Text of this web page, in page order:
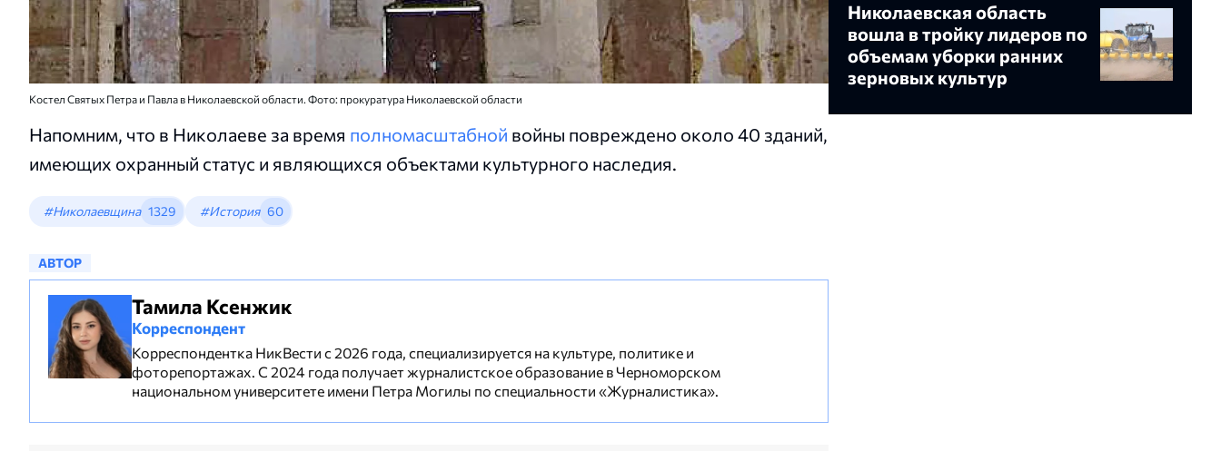
Костел Святых Петра и Павла в Николаевской области. Фото: прокуратура Николаевской области
Напомним, что в Николаеве за время полномасштабной войны повреждено около 40 зданий,
имеющих охранный статус и являющихся объектами культурного наследия.
#Николаевщина 1329 #История 60
АВТОР
Тамила Ксенжик
Корреспондент
Корреспондентка НикВести с 2026 года, специализируется на культуре, политике и
фоторепортажах. С 2024 года получает журналистское образование в Черноморском
национальном университете имени Петра Могилы по специальности «Журналистика».
Николаевская область
вошла в тройку лидеров по
объемам уборки ранних
зерновых культур